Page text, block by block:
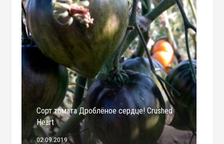
Сорт томата Дроблёное сердце! Crushed
Heart
02.09.2019